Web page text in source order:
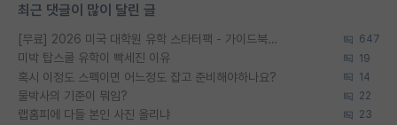
최근 댓글이 많이 달린 글
[무료] 2026 미국 대학원 유학 스타터팩 - 가이드북 & 합격자 컨택메일 템플릿 647
미박 탑스쿨 유학이 빡세진 이유 19
혹시 이정도 스펙이면 어느정도 잡고 준비해야하나요? 14
물박사의 기준이 뭐임? 22
랩홈피에 다들 본인 사진 올리냐 23